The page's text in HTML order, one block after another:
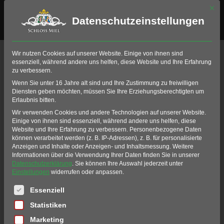
Mit
Datenschutzeinstellungen
Wir nutzen Cookies auf unserer Website. Einige von ihnen sind
essenziell, während andere uns helfen, diese Website und Ihre Erfahrung
zu verbessern.
Wenn Sie unter 16 Jahre alt sind und Ihre Zustimmung zu freiwilligen
Diensten geben möchten, müssen Sie Ihre Erziehungsberechtigten um
Erlaubnis bitten.
Wir verwenden Cookies und andere Technologien auf unserer Website.
Einige von ihnen sind essenziell, während andere uns helfen, diese
Website und Ihre Erfahrung zu verbessern. Personenbezogene Daten
können verarbeitet werden (z. B. IP-Adressen), z. B. für personalisierte
Anzeigen und Inhalte oder Anzeigen- und Inhaltsmessung. Weitere
Informationen über die Verwendung Ihrer Daten finden Sie in unserer
Datenschutzerklärung. Sie können Ihre Auswahl jederzeit unter
Einstellungen widerrufen oder anpassen.
Es folgt eine Liste der Service-Gruppen, für die eine
Essenziell
Statistiken
Marketing